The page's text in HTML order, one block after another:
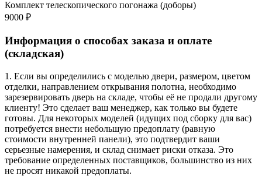
Комплект телескопического погонажа (доборы)
9000 ₽
Информация о способах заказа и оплате
(складская)
1. Если вы определились с моделью двери, размером, цветом
отделки, направлением открывания полотна, необходимо
зарезервировать дверь на складе, чтобы её не продали другому
клиенту! Это сделает ваш менеджер, как только вы будете
готовы. Для некоторых моделей (идущих под сборку для вас)
потребуется внести небольшую предоплату (равную
стоимости внутренней панели), это подтвердит ваши
серьезные намерения, и склад снимает риски отказа. Это
требование определенных поставщиков, большинство из них
не просят никакой предоплаты.